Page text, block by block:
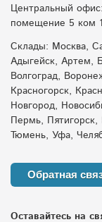
Центральный
помещение 5 ком
Склады: Москва,
Адыгейск, Артем,
Волгоград,
Красногорск,
Новгород,
Пермь,
Тюмень, Уфа,
Обратная
Оставайтесь на